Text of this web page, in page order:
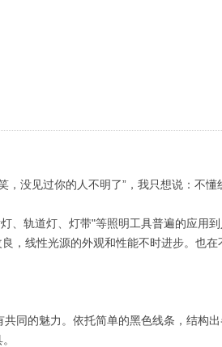
没见过你的人不明了”，我只想说：不懂
、轨道灯、灯带"等照明工具普遍的应用
，线性光源的外观和性能不时进步。也
同的魅力。依托简单的黑色线条，结构